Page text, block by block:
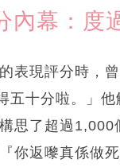
內幕：度
表現評分時，
五十分啦。」
思了超過
你返嚟真係做